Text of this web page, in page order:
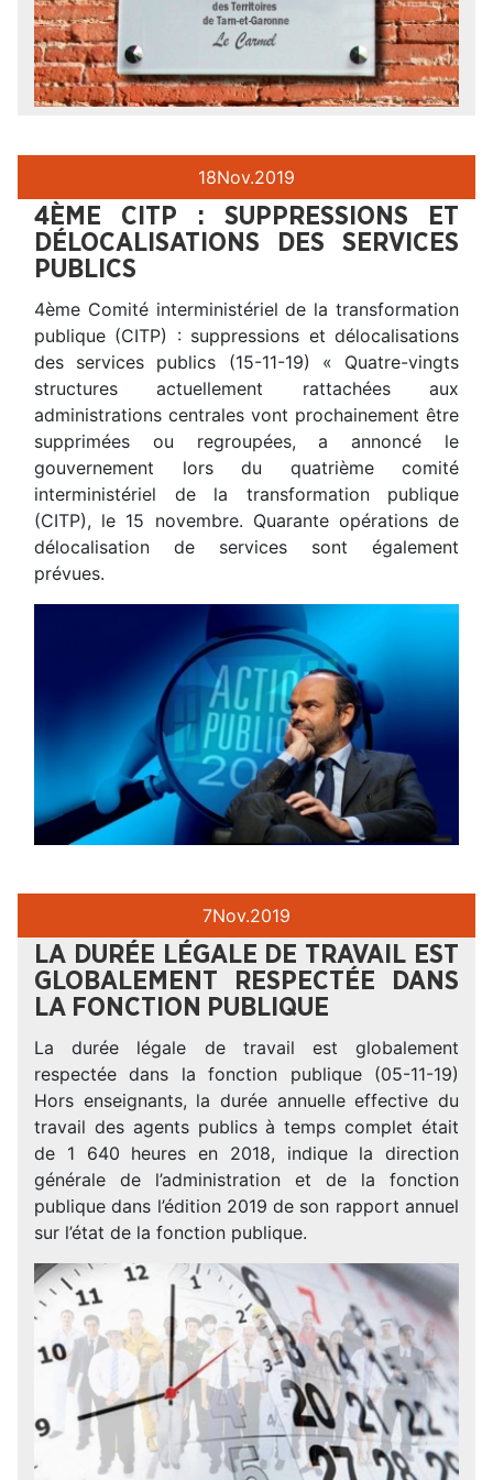
18Nov.2019
4ÈME CITP : SUPPRESSIONS ET
DÉLOCALISATIONS DES SERVICES
PUBLICS
4ème Comité interministériel de la transformation
publique (CITP) : suppressions et délocalisations
des services publics (15-11-19) « Quatre-vingts
structures actuellement rattachées aux
administrations centrales vont prochainement être
supprimées ou regroupées, a annoncé le
gouvernement lors du quatrième comité
interministériel de la transformation publique
(CITP), le 15 novembre. Quarante opérations de
délocalisation de services sont également
prévues.
7Nov.2019
LA DURÉE LÉGALE DE TRAVAIL EST
GLOBALEMENT RESPECTÉE DANS
LA FONCTION PUBLIQUE
La durée légale de travail est globalement
respectée dans la fonction publique (05-11-19)
Hors enseignants, la durée annuelle effective du
travail des agents publics à temps complet était
de 1 640 heures en 2018, indique la direction
générale de l’administration et de la fonction
publique dans l’édition 2019 de son rapport annuel
sur l’état de la fonction publique.